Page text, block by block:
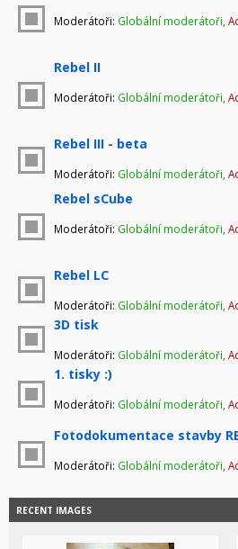
Moderátoři: Globální moderátoři
Rebel II
Moderátoři: Globální moderátoři
Rebel III - beta
Moderátoři: Globální moderátoři
Rebel sCube
Moderátoři: Globální moderátoři
Rebel LC
Moderátoři: Globální moderátoři
3D tisk
Moderátoři: Globální moderátoři
1. tisky :)
Moderátoři: Globální moderátoři
Fotodokumentace stavby
Moderátoři: Globální moderátoři
RECENT IMAGES